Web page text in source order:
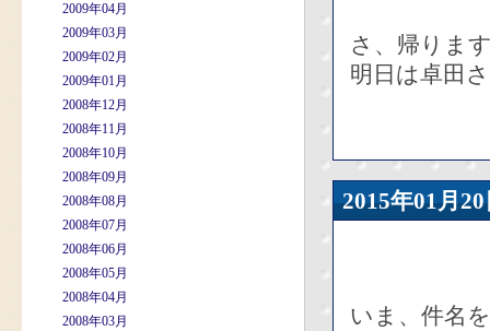
2009年04月
2009年03月
2009年02月
2009年01月
2008年12月
2008年11月
2008年10月
2008年09月
2008年08月
2008年07月
2008年06月
2008年05月
2008年04月
2008年03月
さ、帰りま
明日は卓田
2015年01
いま、件名